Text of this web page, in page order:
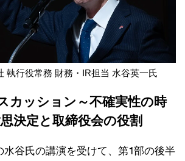
執行役常務 財務・IR担当 水谷英一氏
カッション～不確実性の時
決定と取締役会の役割
水谷氏の講演を受けて、第1部の後半